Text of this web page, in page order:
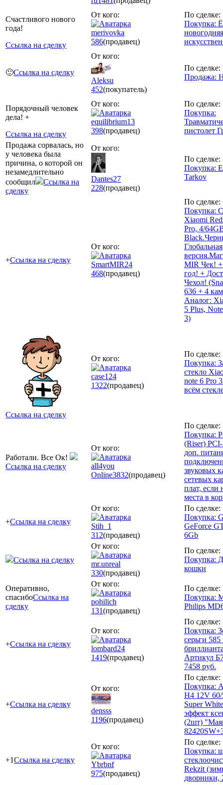
Счастливого нового
года!
Ссылка на сделку
От кого:
merivovka
586(продавец)
По сделке:
Покупка:
🙂Ссылка на сделку
От кого:
Aleksu
452(покупатель)
По сделке:
Продажа:
Порядочный человек
дела! +
Ссылка на сделку
От кого:
equilibrium13
398(продавец)
По сделке:
Покупка:
пистолет
Продажа сорвалась, но
у человека была
причина, о которой он
незамедлительно
сообщил
Ссылка на
сделку
От кого:
Dantes27
228(продавец)
По сделке:
Покупка:
Tarkov
+Ссылка на сделку
От кого:
SmartMIR24
468(продавец)
По сделке:
Покупка:
Xiaomi
Pro, 4/
Глобальная
MIR Чек! +
год! +
Чехол!
636 + 4
Аналог:
5 Plus,
3)
Ссылка на сделку
От кого:
case124
1322(продавец)
По сделке:
Покупка:
стекло
note 6 Pro
всём
Работали. Все Ок!
Ссылка на сделку
От кого:
all4you
Online3832(продавец)
По сделке:
Покупка:
(Riser)
доп.
звуковых
сетевых
плат, если
места в
+Ссылка на сделку
От кого:
Stih_1
312(продавец)
По сделке:
Покупка:
GeForce
6Gb
Ссылка на сделку
От кого:
mr.unreal
330(продавец)
По сделке:
Покупка:
кошки
Оперативно,
спасибоСсылка на
сделку
От кого:
pohilich
131(продавец)
По сделке:
Покупка:
Philips
+Ссылка на сделку
От кого:
lombard24
1419(продавец)
По сделке:
Покупка:
серьги
Артикул
7458 руб.
+Ссылка на сделку
От кого:
densss
1196(продавец)
По сделке:
Покупка:
H4 12V
Super
эффект
(2шт)
+1Ссылка на сделку
От кого:
Ybrbnf
975(продавец)
По сделке:
Покупка:
Rekzit
дворники,